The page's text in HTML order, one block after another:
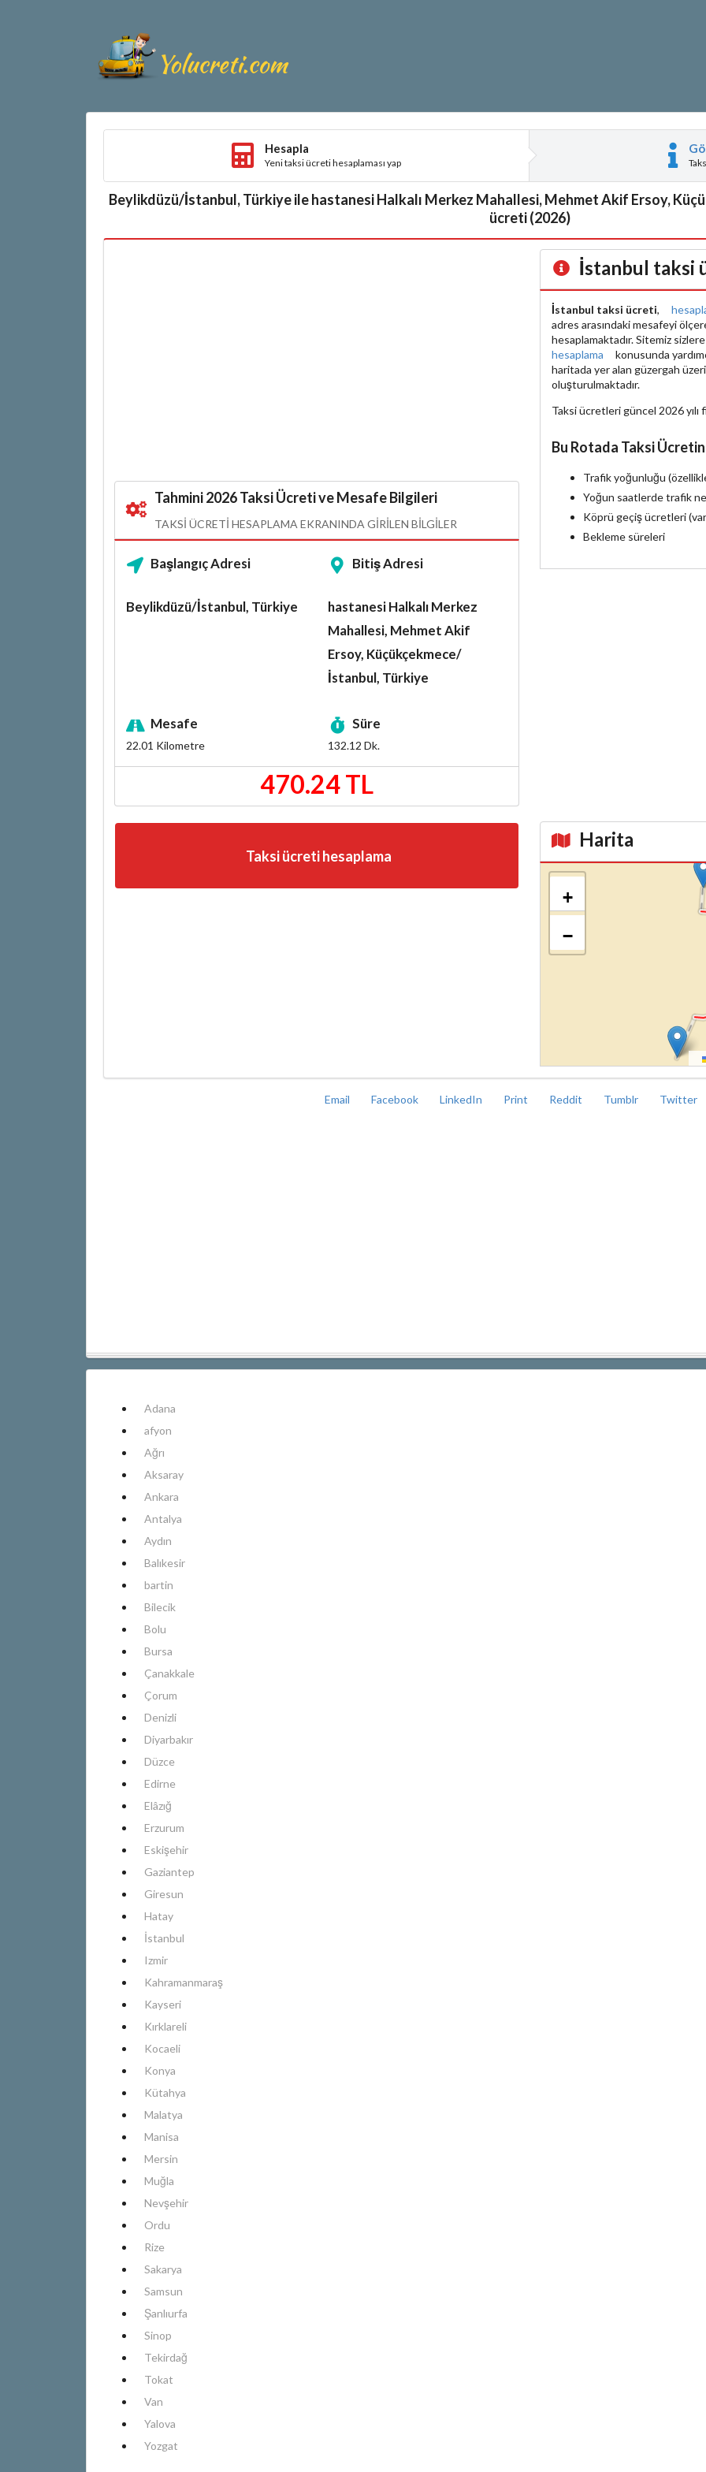
Hesapla
Yeni taksi ücreti hesaplaması yap
Beylikdüzü/İstanbul, Türkiye ile hastanesi Halkalı Merkez Mahallesi, Mehmet Akif Ersoy,
ücreti (2026)
Tahmini 2026 Taksi Ücreti ve Mesafe Bilgileri
TAKSI ÜCRETI HESAPLAMA EKRANINDA GIRILEN BILGILER
Başlangıç Adresi
Beylikdüzü/İstanbul, Türkiye
Bitiş Adresi
hastanesi Halkalı Merkez
Mahallesi, Mehmet Akif
Ersoy, Küçükçekmece/
İstanbul, Türkiye
Mesafe
22.01 Kilometre
Süre
132.12 Dk.
470.24 TL
Taksi ücreti hesaplama
İstanbul taksi
İstanbul taksi ücreti,
adres arasındaki mesafeyi
hesaplamaktadır. Sitemiz
hesaplama
konusunda
haritada yer alan güzergah
oluşturulmaktadır.
Taksi ücretleri güncel 2026 yılı
Bu Rotada Taksi
Trafik yoğunluğu
Yoğun saatlerde trafik
Köprü geçiş ücretleri
Bekleme süreleri
Harita
Kroki
+
−
Email Facebook LinkedIn Print Reddit Tumblr Twitter
Adana
afyon
Ağrı
Aksaray
Ankara
Antalya
Aydın
Balıkesir
bartin
Bilecik
Bolu
Bursa
Çanakkale
Çorum
Denizli
Diyarbakır
Düzce
Edirne
Elâzığ
Erzurum
Eskişehir
Gaziantep
Giresun
Hatay
İstanbul
Izmir
Kahramanmaraş
Kayseri
Kırklareli
Kocaeli
Konya
Kütahya
Malatya
Manisa
Mersin
Muğla
Nevşehir
Ordu
Rize
Sakarya
Samsun
Şanlıurfa
Sinop
Tekirdağ
Tokat
Van
Yalova
Yozgat